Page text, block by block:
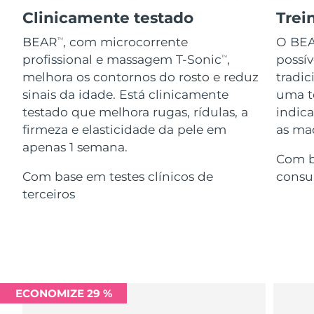
Clinicamente testado
BEARTM, com microcorrente
profissional e massagem T-SonicTM,
melhora os contornos do rosto e reduz
sinais da idade. Está clinicamente
testado que melhora rugas, rídulas, a
firmeza e elasticidade da pele em
apenas 1 semana.
Com base em testes clínicos de
terceiros
O
uma
as
Com
ECONOMIZE 29 %
Advanced pore care essentials
Serum
For healthy hair
issa™ Teeth Whitening Gel
18% PAP
Cosméticos Homens
Comprar todos
FOREO APP
Itália Entrega prevista 8/8/26
Japão Entrega prevista 11/8/26
Jersey Entrega prevista 13/8/26
10/8/26
Kuwait
Lituânia